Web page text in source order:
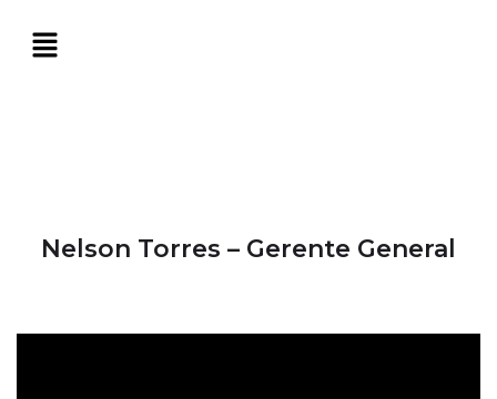
Nelson Torres – Gerente General